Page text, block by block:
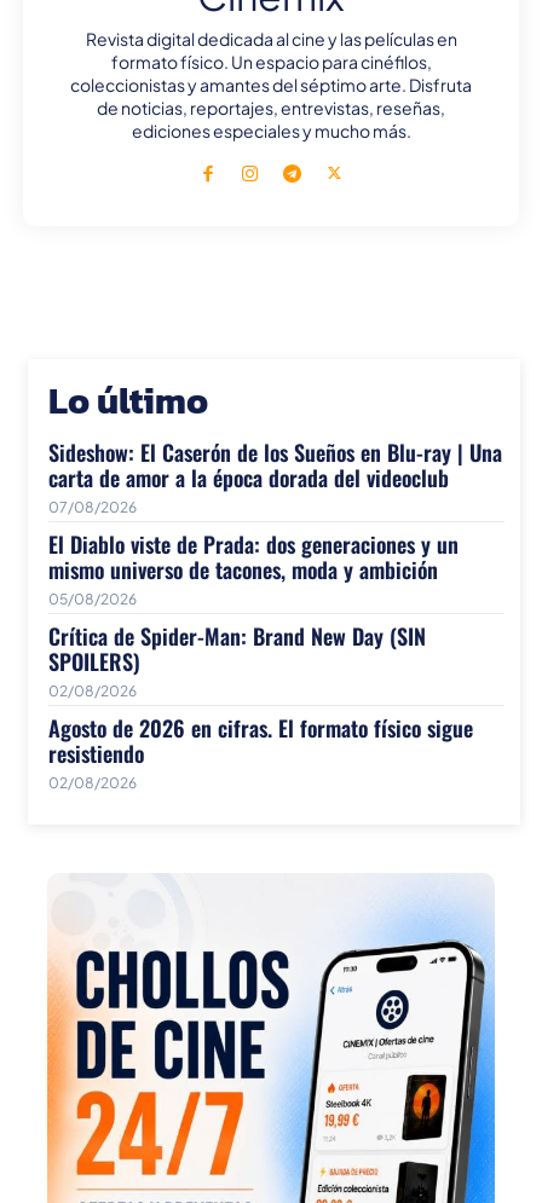
Revista digital dedicada al cine y las películas en
formato físico. Un espacio para cinéfilos,
coleccionistas y amantes del séptimo arte. Disfruta
de noticias, reportajes, entrevistas, reseñas,
ediciones especiales y mucho más.
Lo último
Sideshow: El Caserón de los Sueños en Blu-ray | Una
carta de amor a la época dorada del videoclub
07/08/2026
El Diablo viste de Prada: dos generaciones y un
mismo universo de tacones, moda y ambición
05/08/2026
Crítica de Spider-Man: Brand New Day (SIN
SPOILERS)
02/08/2026
Agosto de 2026 en cifras. El formato físico sigue
resistiendo
02/08/2026